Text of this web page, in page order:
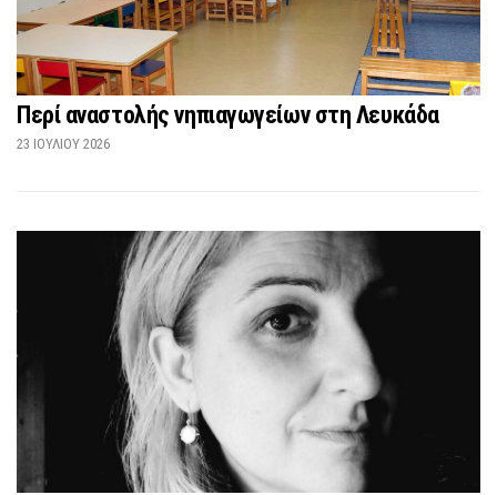
Περί αναστολής νηπιαγωγείων στη Λευκάδα
23 ΙΟΥΛΊΟΥ 2026